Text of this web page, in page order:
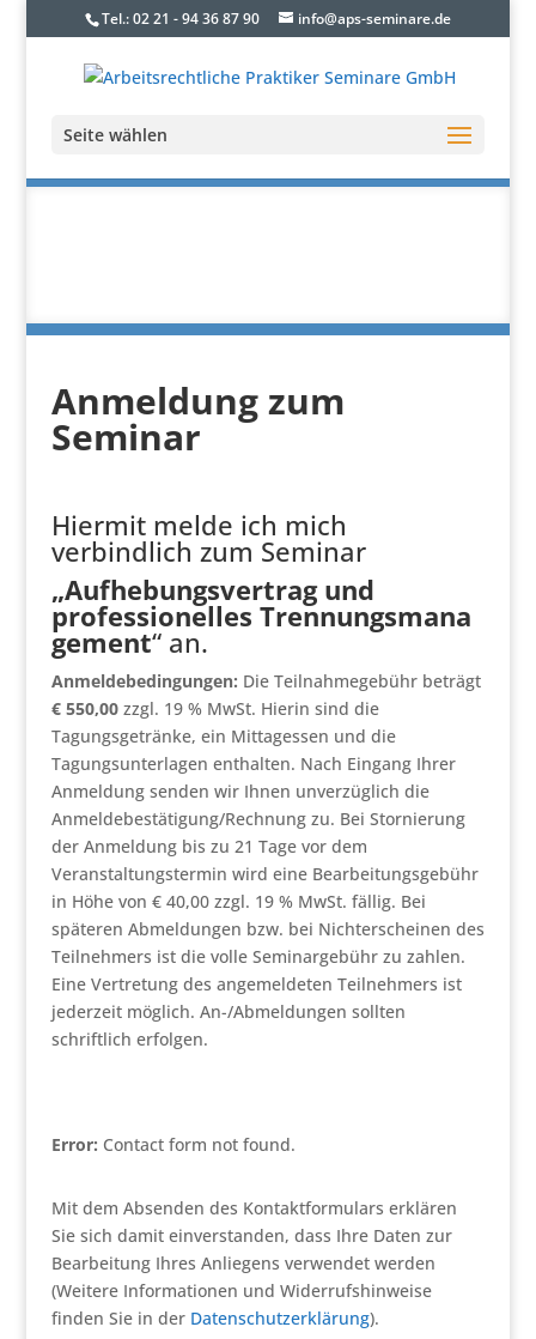
Tel.: 02 21 - 94 36 87 90 info@aps-seminare.de
Seite wählen
Anmeldung zum
Seminar
Hiermit melde ich mich
verbindlich zum Seminar
„Aufhebungsvertrag und
professionelles Trennungsmana
gement“ an.
Anmeldebedingungen: Die Teilnahmegebühr beträgt
€ 550,00zzgl. 19 % MwSt. Hierin sind die
Tagungsgetränke, ein Mittagessen und die
Tagungsunterlagen enthalten. Nach Eingang Ihrer
Anmeldung senden wir Ihnen unverzüglich die
Anmeldebestätigung/Rechnung zu. Bei Stornierung
der Anmeldung bis zu 21 Tage vor dem
Veranstaltungstermin wird eine Bearbeitungsgebühr
in Höhe von € 40,00 zzgl. 19 % MwSt. fällig. Bei
späteren Abmeldungen bzw. bei Nichterscheinen des
Teilnehmers ist die volle Seminargebühr zu zahlen.
Eine Vertretung des angemeldeten Teilnehmers ist
jederzeit möglich. An-/Abmeldungen sollten
schriftlich erfolgen.
Error: Contact form not found.
Mit dem Absenden des Kontaktformulars erklären
Sie sich damit einverstanden, dass Ihre Daten zur
Bearbeitung Ihres Anliegens verwendet werden
(Weitere Informationen und Widerrufshinweise
finden Sie in der Datenschutzerklärung).